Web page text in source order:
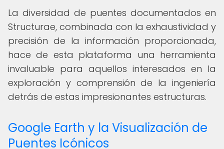
La diversidad de puentes documentados en
Structurae, combinada con la exhaustividad y
precisión de la información proporcionada,
hace de esta plataforma una herramienta
invaluable para aquellos interesados en la
exploración y comprensión de la ingeniería
detrás de estas impresionantes estructuras.
Google Earth y la Visualización de
Puentes Icónicos